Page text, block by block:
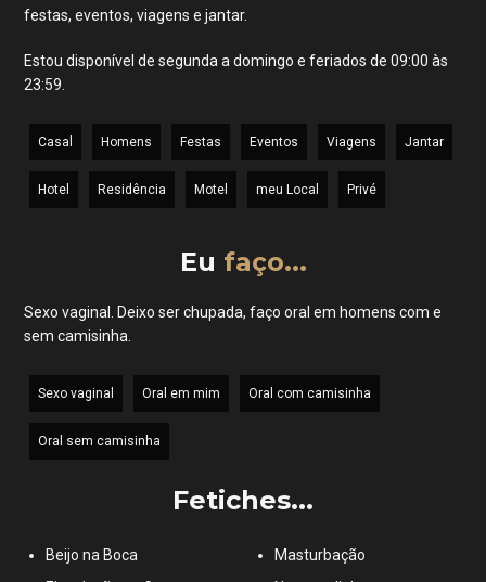
festas, eventos, viagens e jantar.
Estou disponível de segunda a domingo e feriados de 09:00 às
23:59.
Casal Homens Festas Eventos Viagens Jantar
Hotel Residência Motel meu Local Privé
Eu faço...
Sexo vaginal. Deixo ser chupada, faço oral em homens com e
sem camisinha.
Sexo vaginal Oral em mim Oral com camisinha
Oral sem camisinha
Fetiches...
Beijo na Boca
Masturbação